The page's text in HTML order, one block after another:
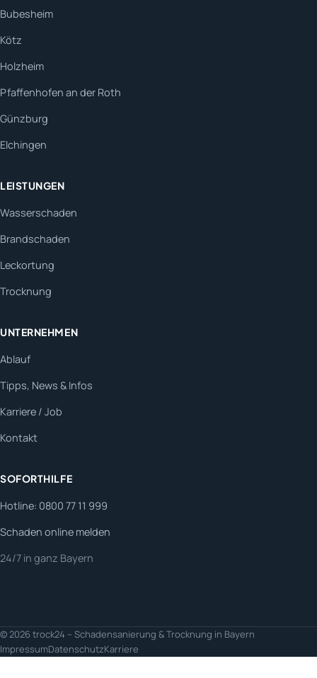
Bubesheim
Kötz
Holzheim
Pfaffenhofen an der Roth
Günzburg
Elchingen
LEISTUNGEN
Wasserschaden
Brandschaden
Leckortung
Trocknung
UNTERNEHMEN
Ablauf
Tipps, News & Infos
Karriere / Job
Kontakt
SOFORTHILFE
Hotline: 0800 77 11 999
Schaden online melden
24/7 in ganz Bayern
© 2026 trock24 – Schadensanierung & Trocknung in Bayern
ImpressumDatenschutzKarriere